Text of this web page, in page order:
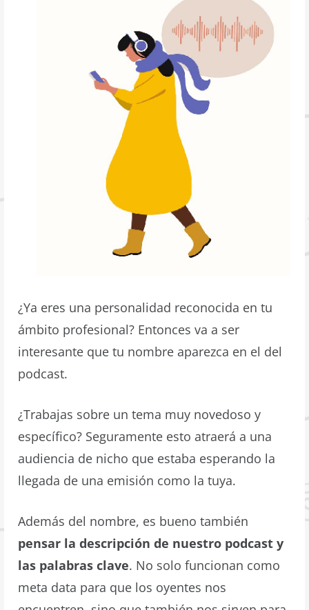
¿Ya eres una personalidad reconocida en tu
ámbito profesional? Entonces va a ser
interesante que tu nombre aparezca en el del
podcast.
¿Trabajas sobre un tema muy novedoso y
específico? Seguramente esto atraerá a una
audiencia de nicho que estaba esperando la
llegada de una emisión como la tuya.
Además del nombre, es bueno también
pensar la descripción de nuestro podcast y
las palabras clave. No solo funcionan como
meta data para que los oyentes nos